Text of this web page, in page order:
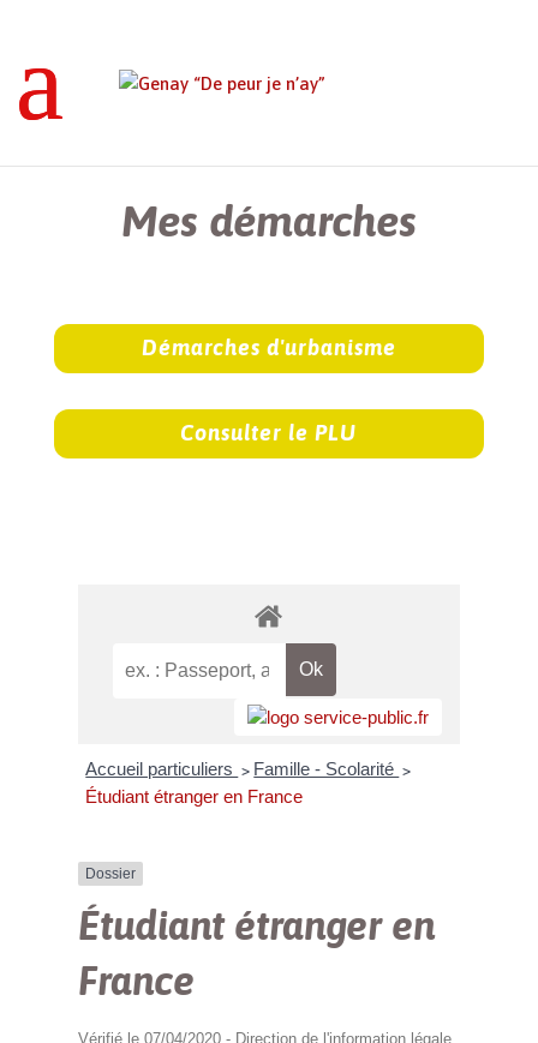
Mes démarches
Démarches d'urbanisme
Consulter le PLU
Accueil particuliers > Famille - Scolarité >
Étudiant étranger en France
Dossier
Étudiant étranger en
France
Vérifié le 07/04/2020 - Direction de l'information légale